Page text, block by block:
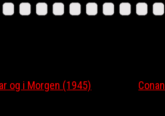
og i Morgen (1945) Conan